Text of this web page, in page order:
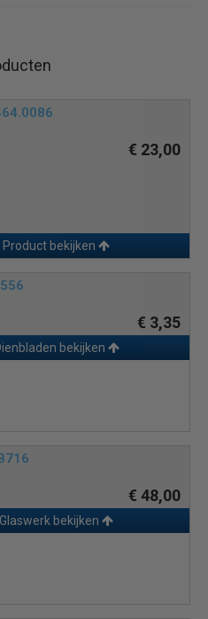
€ 23,00
Product bekijken
€ 3,35
bekijken
€ 48,00
Glaswerk bekijken